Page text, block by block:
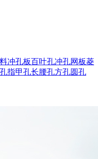
冲孔板百叶孔冲孔网板菱
指甲孔长腰孔方孔圆孔